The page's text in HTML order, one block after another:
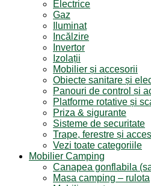
Electrice
Gaz
Iluminat
Incălzire
Invertor
Izolații
Mobilier și accesorii
Obiecte sanitare și
Panouri de control și
Platforme rotative și
Priza & sigurante
Sisteme de securitate
Trape, ferestre și
Vezi toate categoriile
Mobilier Camping
Canapea gonflabila
Masa camping – rulota